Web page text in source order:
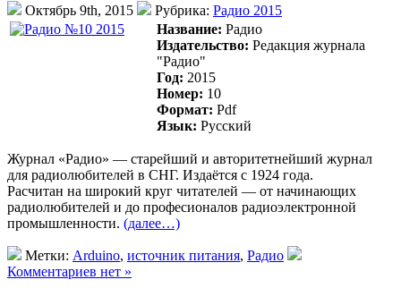
Октябрь 9th, 2015 Рубрика: Радио 2015
Название: Радио
Издательство: Редакция журнала
"Радио"
Год: 2015
Номер: 10
Формат: Pdf
Язык: Русский
Журнал «Радио» — старейший и авторитетнейший журнал
для радиолюбителей в СНГ. Издаётся с 1924 года.
Раcчитан на широкий круг читателей — от начинающих
радиолюбителей и до професионалов радиоэлектронной
промышленности. (далее…)
Метки: Arduino, источник питания, Радио
Комментариев нет »